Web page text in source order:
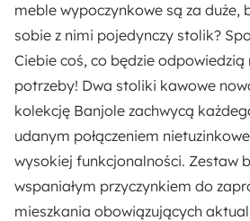
Szerokość drugiego stolika:
69 cm
Szerokość pierwszego stolika:
Długość:
69 cm
meble wypoczynkowe są za duże,
sobie z nimi pojedynczy stolik?
Ciebie coś, co będzie odpowiedzią
potrzeby! Dwa stoliki kawowe
kolekcję Banjole zachwycą
udanym połączeniem
wysokiej funkcjonalności. Zestaw
wspaniałym przyczynkiem do
mieszkania obowiązujących